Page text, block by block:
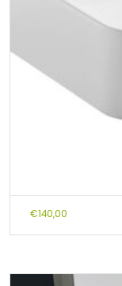
€140,00